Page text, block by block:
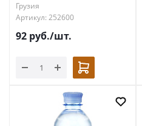
Грузия
Артикул: 252600
92 руб./шт.